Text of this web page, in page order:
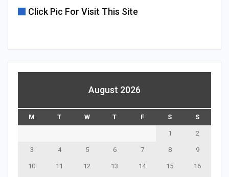
Click Pic For Visit This Site
August 2026
M T W T F S S
1 2
3 4 5 6 7 8 9
10 11 12 13 14 15 16